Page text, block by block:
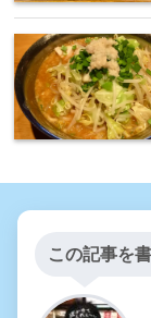
この記事を